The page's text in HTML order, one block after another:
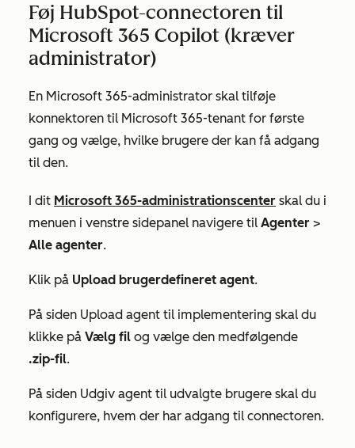
Føj HubSpot-connectoren til
Microsoft 365 Copilot (kræver
administrator)
En Microsoft 365-administrator skal tilføje
konnektoren til Microsoft 365-tenant for første
gang og vælge, hvilke brugere der kan få adgang
til den.
I dit Microsoft 365-administrationscenter skal du i
menuen i venstre sidepanel navigere til Agenter >
Alle agenter.
Klik på Upload brugerdefineret agent.
På siden Upload agent til implementering skal du
klikke på Vælg fil og vælge den medfølgende
.zip-fil.
På siden Udgiv agent til udvalgte brugere skal du
konfigurere, hvem der har adgang til connectoren.